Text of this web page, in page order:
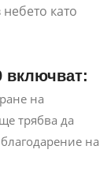
като
включват:
на
трябва да
на